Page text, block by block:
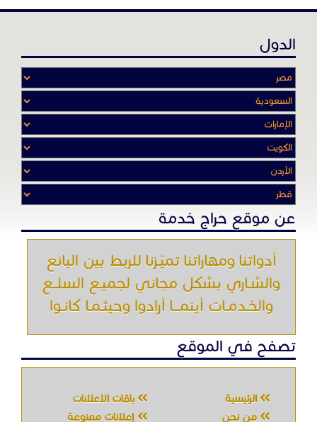
عن موقع حراج خدمة
أدواتنا ومهاراتنا تميّـزنا للربط بين البائع
والشـاري بشكل مجاني لجميـع السلــع
والخـدمـات أينمـــا أرادوا وحيثـمـا كانـوا
تصفح في الموقع
الرئيسية
باقات الإعلانات
شروط الاستخدام
اتصل بنا